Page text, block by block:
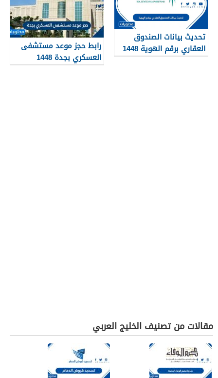
تحديث بيانات الصندوق
العقاري برقم الهوية 1448
الرابط والخطوات
رابط حجز موعد مستشفى
العسكري بجدة 1448
مقالات من تصنيف الخليج العربي